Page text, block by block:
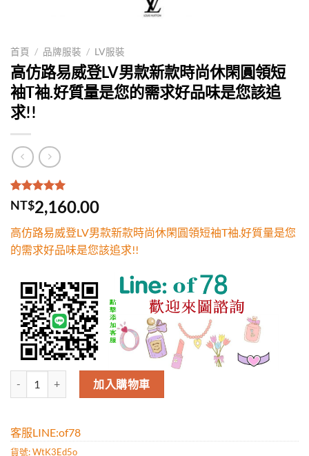
首頁 / 品牌服裝 / LV服裝
高仿路易威登LV男款新款時尚休閑圓領短
袖T袖.好質量是您的需求好品味是您該追
求!!
評分5.00 /
5，已有
1
位
分
NT$2,160.00
高仿路易威登LV男款新款時尚休閑圓領短袖T袖.好質量是您
的需求好品味是您該追求!!
高仿路易威登LV男款新款時尚休閑圓領短袖T袖.好質量是您的需求好
加入購物車
客服LINE:of78
貨號:WtK3Ed5o